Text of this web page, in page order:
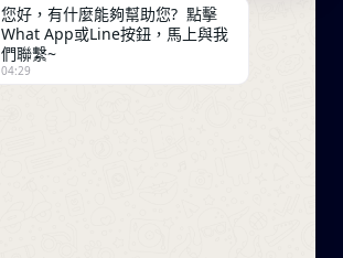
交易條款
聯繫我們
您好，有什麼能夠幫助您? 點擊
What App或Line按鈕，馬上與我
們聯繫~
04:29